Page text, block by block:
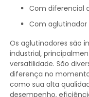
Com diferencial
Com
Os aglutinadores são
industrial,
versatilidade. São
diferença no
como sua alta
desempenho,